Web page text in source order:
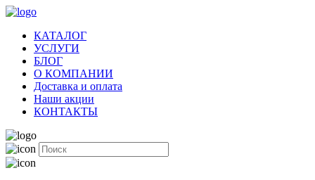
КАТАЛОГ
УСЛУГИ
БЛОГ
О КОМПАНИИ
Доставка и оплата
Наши акции
КОНТАКТЫ